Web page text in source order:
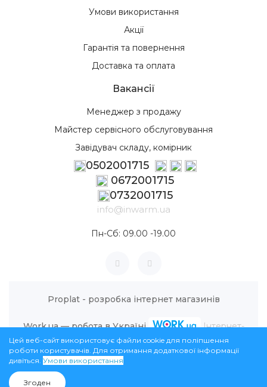
Умови використання
Акції
Гарантія та повернення
Доставка та оплата
Вакансії
Менеджер з продажу
Майстер сервісного обслуговування
Завідувач складу, комірник
0502001715
0672001715
0732001715
info@inwarm.ua
Пн-Сб: 09.00 -19.00
Proplat - розробка інтернет магазинів
Work.ua — робота в Україні
Інтернет-
магазин InWarm © 2026
Цей веб-сайт використовує файли cookie для поліпшення
роботи користувачів. Для отримання додаткової інформації
дивіться. Умови використання
Згоден